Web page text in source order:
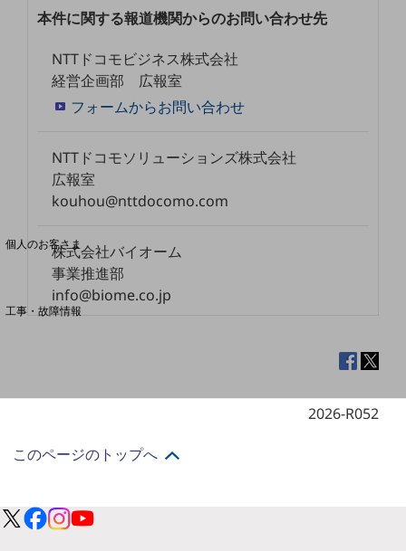
ご契約中サービスの一元管理
Web明細(ビリングステーション)
料金分析(ご利用料金管理サービス)
個人のお客さま
NTTドコモ
OCNなど
工事・故障情報
本件に関する報道機関からのお問い合わせ先
NTTドコモビジネス株式会社
経営企画部 広報室
フォームからお問い合わせ
NTTドコモソリューションズ株式会社
広報室
kouhou@nttdocomo.com
株式会社バイオーム
事業推進部
info@biome.co.jp
2026-R052
このページのトップへ